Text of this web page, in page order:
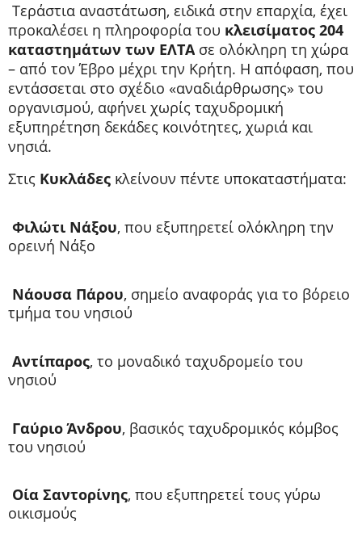
Τεράστια αναστάτωση, ειδικά στην επαρχία, έχει
προκαλέσει η πληροφορία του κλεισίματος 204
καταστημάτων των ΕΛΤΑ σε ολόκληρη τη χώρα
– από τον Έβρο μέχρι την Κρήτη. Η απόφαση, που
εντάσσεται στο σχέδιο «αναδιάρθρωσης» του
οργανισμού, αφήνει χωρίς ταχυδρομική
εξυπηρέτηση δεκάδες κοινότητες, χωριά και
νησιά.
Στις Κυκλάδες κλείνουν πέντε υποκαταστήματα:
Φιλώτι Νάξου, που εξυπηρετεί ολόκληρη την
ορεινή Νάξο
Νάουσα Πάρου, σημείο αναφοράς για το βόρειο
τμήμα του νησιού
Αντίπαρος, το μοναδικό ταχυδρομείο του
νησιού
Γαύριο Άνδρου, βασικός ταχυδρομικός κόμβος
του νησιού
Οία Σαντορίνης, που εξυπηρετεί τους γύρω
οικισμούς